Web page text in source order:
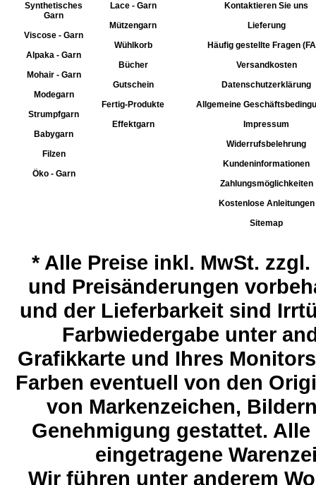
Synthetisches
Garn
Viscose - Garn
Alpaka - Garn
Mohair - Garn
Modegarn
Strumpfgarn
Babygarn
Filzen
Öko - Garn
Lace - Garn
Mützengarn
Wühlkorb
Bücher
Gutschein
Fertig-Produkte
Effektgarn
Kontaktieren Sie uns
Lieferung
Häufig gestellte Fragen
Versandkosten
Datenschutzerklärung
Allgemeine
Impressum
Widerrufsbelehrung
Kundeninformationen
Zahlungsmöglichkeiten
Kostenlose Anleitungen
Sitemap
*Alle Preise inkl. MwSt.
und Preisänderungen
und der Lieferbarkeit sind
Farbwiedergabe unter
Grafikkarte und Ihres
Farben eventuell von den
von Markenzeichen,
Genehmigung gestattet.
eingetragene
Wir führen unter anderem